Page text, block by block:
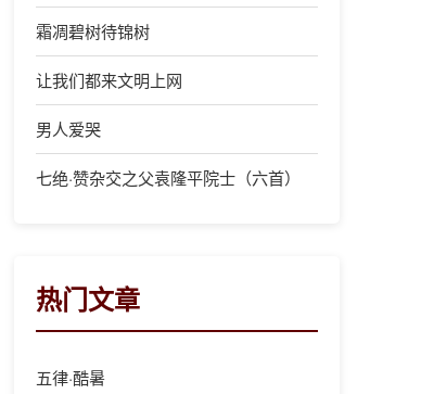
霜凋碧树待锦树
让我们都来文明上网
男人爱哭
七绝·赞杂交之父袁隆平院士（六首）
热门文章
五律·酷暑